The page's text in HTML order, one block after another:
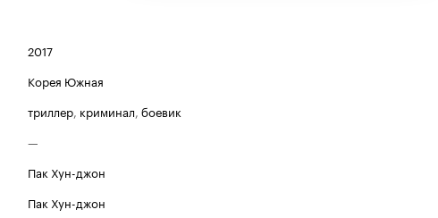
2017
Корея Южная
триллер, криминал, боевик
—
Пак Хун-джон
Пак Хун-джон